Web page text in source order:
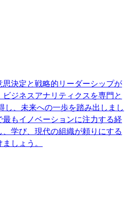
決定と戦略的リーダーシップが
ジネスアナリティクスを専門と
し、未来への一歩を踏み出しまし
最もイノベーションに注力する経
学び、現代の組織が頼りにする
しょう。